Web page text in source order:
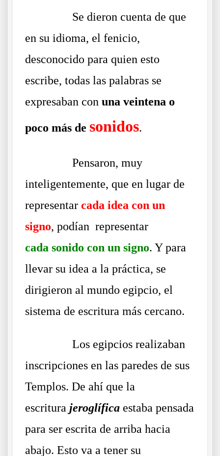
Se dieron cuenta de que
en su idioma, el fenicio,
desconocido para quien esto
escribe, todas las palabras se
expresaban con una veintena o
poco más de sonidos.
Pensaron, muy
inteligentemente, que en lugar de
representar cada idea con un
signo, podían representar
cada sonido con un signo. Y para
llevar su idea a la práctica, se
dirigieron al mundo egipcio, el
sistema de escritura más cercano.
Los egipcios realizaban
inscripciones en las paredes de sus
Templos. De ahí que la
escritura jeroglífica estaba pensada
para ser escrita de arriba hacia
abajo. Esto va a tener su